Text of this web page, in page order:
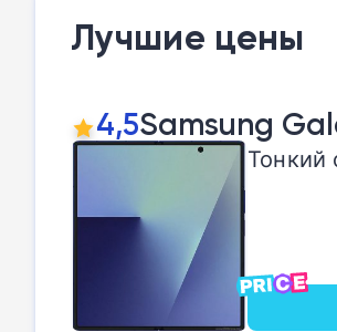
Лучшие цены
4,5Samsung